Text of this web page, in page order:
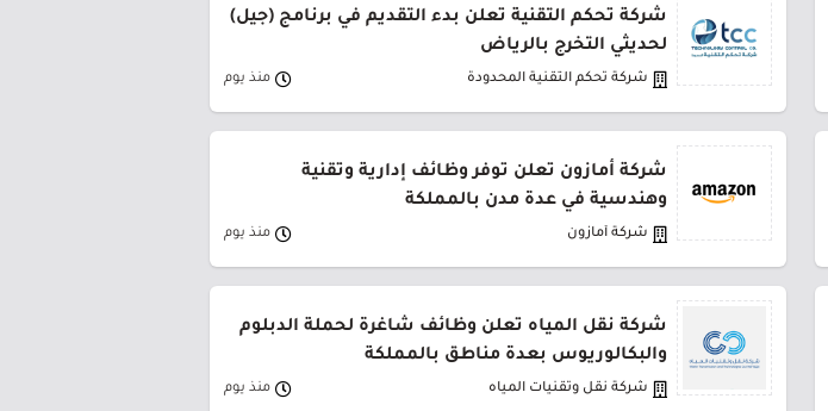
شركة تحكم التقنية تعلن بدء التقديم في برنامج (جيل)
لحديثي التخرج بالرياض
شركة تحكم التقنية المحدودة منذ يوم
شركة أمازون تعلن توفر وظائف إدارية وتقنية
وهندسية في عدة مدن بالمملكة
شركة أمازون منذ يوم
شركة نقل المياه تعلن وظائف شاغرة لحملة الدبلوم
والبكالوريوس بعدة مناطق بالمملكة
شركة نقل وتقنيات المياه منذ يوم